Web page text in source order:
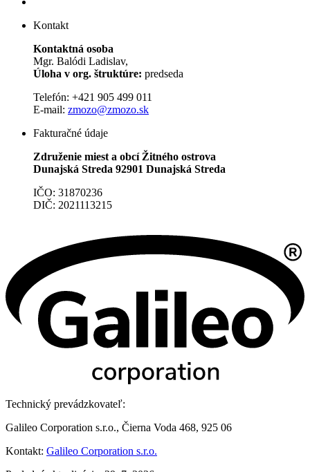
Kontakt
Kontaktná osoba
Mgr. Balódi Ladislav,
Úloha v org. štruktúre: predseda
Telefón: +421 905 499 011
E-mail: zmozo@zmozo.sk
Fakturačné údaje
Združenie miest a obcí Žitného ostrova
Dunajská Streda 92901 Dunajská Streda
IČO: 31870236
DIČ: 2021113215
Technický prevádzkovateľ:
Galileo Corporation s.r.o., Čierna Voda 468, 925 06
Kontakt: Galileo Corporation s.r.o.